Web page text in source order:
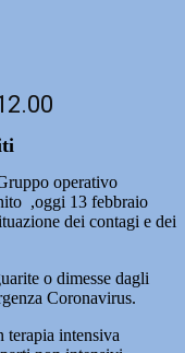
operativo
,oggi 13 febbraio
dei contagi e dei
o dimesse dagli
Coronavirus.
terapia intensiva